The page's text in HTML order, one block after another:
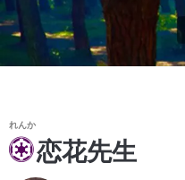
れんか
恋花先生